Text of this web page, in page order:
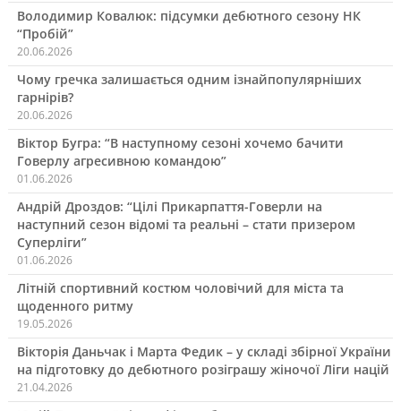
Володимир Ковалюк: підсумки дебютного сезону НК
“Пробій”
20.06.2026
Чому гречка залишається одним ізнайпопулярніших
гарнірів?
20.06.2026
Віктор Бугра: “В наступному сезоні хочемо бачити
Говерлу агресивною командою”
01.06.2026
Андрій Дроздов: “Цілі Прикарпаття-Говерли на
наступний сезон відомі та реальні – стати призером
Суперліги”
01.06.2026
Літній спортивний костюм чоловічий для міста та
щоденного ритму
19.05.2026
Вікторія Даньчак і Марта Федик – у складі збірної України
на підготовку до дебютного розіграшу жіночої Ліги націй
21.04.2026